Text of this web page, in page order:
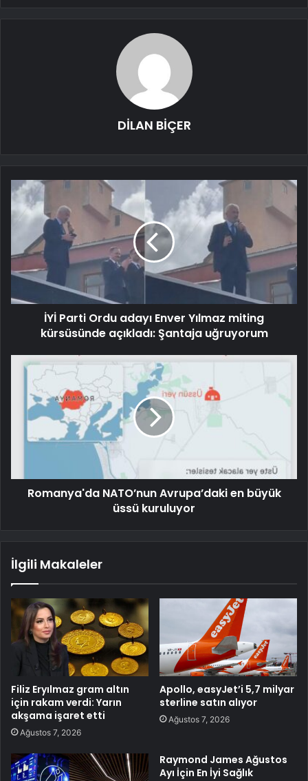
DİLAN BİÇER
İYİ Parti Ordu adayı Enver Yılmaz miting
kürsüsünde açıkladı: Şantaja uğruyorum
Romanya'da NATO’nun Avrupa’daki en büyük
üssü kuruluyor
İlgili Makaleler
Filiz Eryılmaz gram altın
için rakam verdi: Yarın
akşama işaret etti
Ağustos 7, 2026
Apollo, easyJet’i 5,7 milyar
sterline satın alıyor
Ağustos 7, 2026
Raymond James Ağustos
Ayı İçin En İyi Sağlık